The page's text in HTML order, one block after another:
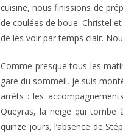
cuisine, nous finissions de
de coulées de boue. Christel
de les voir par temps clair.
Comme presque tous les
gare du sommeil, je suis
arrêts : les
Queyras, la neige qui tombe
quinze jours, l’absence de